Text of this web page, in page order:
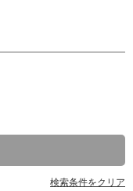
検索条件をクリア